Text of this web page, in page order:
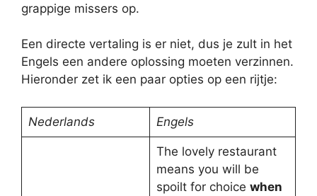
grappige missers op.
Een directe vertaling is er niet, dus je zult in het
Engels een andere oplossing moeten verzinnen.
Hieronder zet ik een paar opties op een rijtje:
Nederlands Engels
The lovely restaurant
means you will be
spoilt for choice when